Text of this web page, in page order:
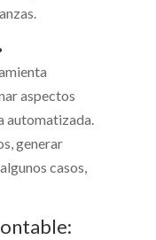
aspectos
automatizada.
generar
casos,